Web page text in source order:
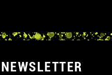
NEWSLETTER